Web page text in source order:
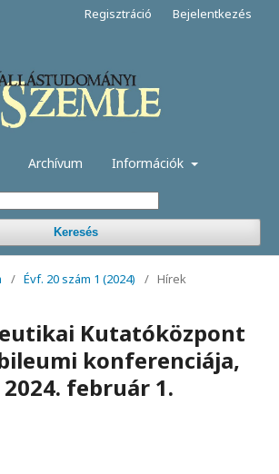
Archívum Információk
Keresés
Regisztráció Bejelentkezés
/ Évf. 20 szám 1 (2024) / Hírek
Kutatóközpont
konferenciája,
február 1.